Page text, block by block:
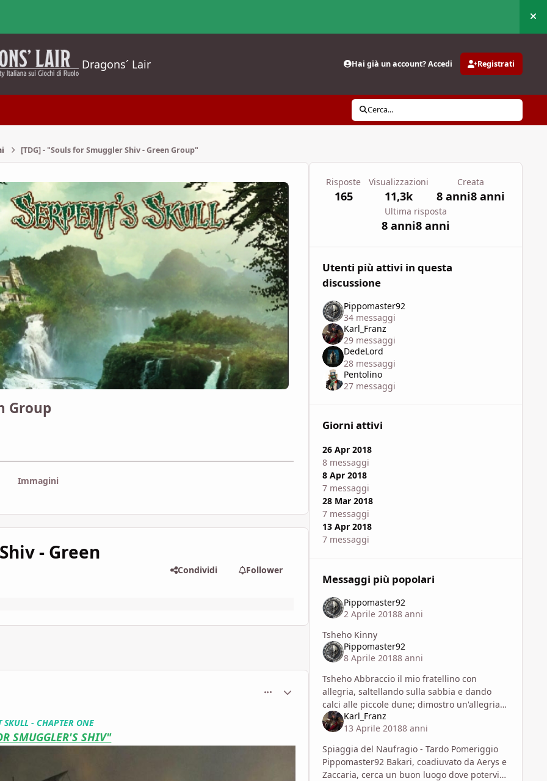
Dragons´ Lair Hai già un account? Accedi Registrati
Cerca...
[TDG] - "Souls for Smuggler Shiv - Green Group"
Group
Immagini
- Green
Condividi Follower
comment_1453510
Statistiche Autore
SKULL - CHAPTER ONE
SMUGGLER'S SHIV"
Risposte
165
Visualizzazioni
11,3k
Creata
8 anni8 anni
Ultima risposta
8 anni8 anni
Utenti più attivi in questa
discussione
Pippomaster92
34 messaggi
Karl_Franz
29 messaggi
DedeLord
28 messaggi
Pentolino
27 messaggi
Giorni attivi
26 Apr 2018
8 messaggi
8 Apr 2018
7 messaggi
28 Mar 2018
7 messaggi
13 Apr 2018
7 messaggi
Messaggi più popolari
Pippomaster92
2 Aprile 20188 anni
Pippomaster92
8 Aprile 20188 anni
Tsheho Abbraccio il mio fratellino con
allegria, saltellando sulla sabbia e dando
calci alle piccole dune; dimostro un'allegria
che non ho mai mostrato nei giorni
precedenti. Ma tale è il solliev
Karl_Franz
13 Aprile 20188 anni
Spiaggia del Naufragio - Tardo Pomeriggio
Pippomaster92 Bakari, coadiuvato da Aerys e
Zaccaria, cerca un buon luogo dove potervi